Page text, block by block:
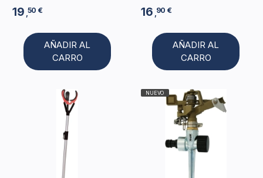
19 ,50 €
AÑADIR AL
CARRO
16 90 €
AÑADIR AL
CARRO
NUEVO